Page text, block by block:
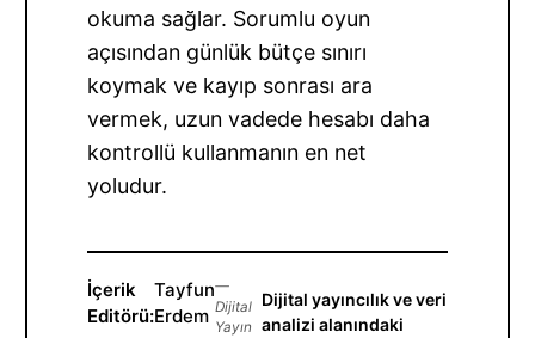
okuma sağlar. Sorumlu oyun
açısından günlük bütçe sınırı
koymak ve kayıp sonrası ara
vermek, uzun vadede hesabı daha
kontrollü kullanmanın en net
yoludur.
İçerik
Editörü:
Tayfun
Erdem
—
Dijital
Yayın
Dijital yayıncılık ve veri
analizi alanındaki